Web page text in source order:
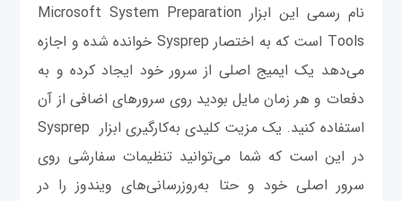
نام رسمی این ابزار Microsoft System Preparation
Tools است که به اختصار Sysprep خوانده شده و اجازه
می‌دهد یک ایمیج اصلی از سرور خود ایجاد کرده و به
دفعات و هر زمان مایل بودید روی سرورهای اضافی از آن
استفاده کنید. یک مزیت کلیدی به‌کارگیری ابزار Sysprep
در این است که شما می‌توانید تنظیمات سفارشی روی
سرور اصلی خود و حتا به‌روزرسانی‌های ویندوز را در